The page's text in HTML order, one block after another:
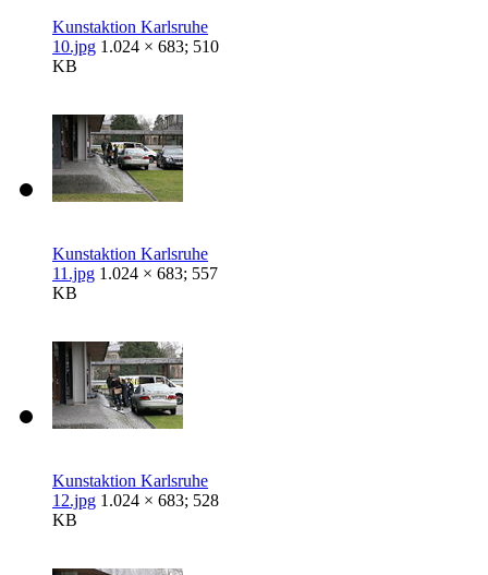
Kunstaktion Karlsruhe
10.jpg 1.024 × 683; 510
KB
Kunstaktion Karlsruhe
11.jpg 1.024 × 683; 557
KB
Kunstaktion Karlsruhe
12.jpg 1.024 × 683; 528
KB